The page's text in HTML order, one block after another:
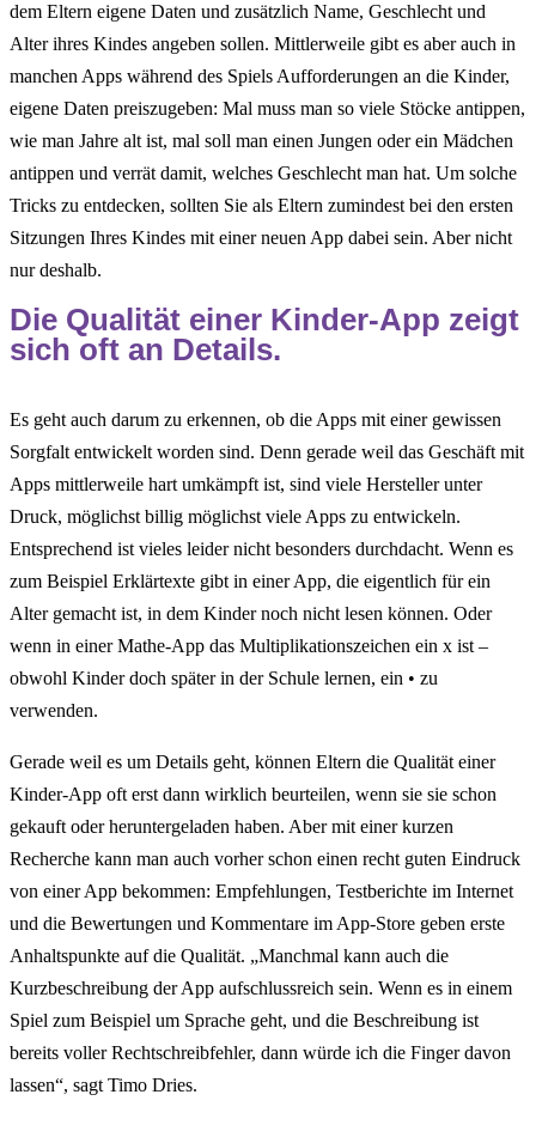
dem Eltern eigene Daten und zusätzlich Name, Geschlecht und
Alter ihres Kindes angeben sollen. Mittlerweile gibt es aber auch in
manchen Apps während des Spiels Aufforderungen an die Kinder,
eigene Daten preiszugeben: Mal muss man so viele Stöcke antippen,
wie man Jahre alt ist, mal soll man einen Jungen oder ein Mädchen
antippen und verrät damit, welches Geschlecht man hat. Um solche
Tricks zu entdecken, sollten Sie als Eltern zumindest bei den ersten
Sitzungen Ihres Kindes mit einer neuen App dabei sein. Aber nicht
nur deshalb.
Die Qualität einer Kinder-App zeigt
sich oft an Details.
Es geht auch darum zu erkennen, ob die Apps mit einer gewissen
Sorgfalt entwickelt worden sind. Denn gerade weil das Geschäft mit
Apps mittlerweile hart umkämpft ist, sind viele Hersteller unter
Druck, möglichst billig möglichst viele Apps zu entwickeln.
Entsprechend ist vieles leider nicht besonders durchdacht. Wenn es
zum Beispiel Erklärtexte gibt in einer App, die eigentlich für ein
Alter gemacht ist, in dem Kinder noch nicht lesen können. Oder
wenn in einer Mathe-App das Multiplikationszeichen ein x ist –
obwohl Kinder doch später in der Schule lernen, ein • zu
verwenden.
Gerade weil es um Details geht, können Eltern die Qualität einer
Kinder-App oft erst dann wirklich beurteilen, wenn sie sie schon
gekauft oder heruntergeladen haben. Aber mit einer kurzen
Recherche kann man auch vorher schon einen recht guten Eindruck
von einer App bekommen: Empfehlungen, Testberichte im Internet
und die Bewertungen und Kommentare im App-Store geben erste
Anhaltspunkte auf die Qualität. „Manchmal kann auch die
Kurzbeschreibung der App aufschlussreich sein. Wenn es in einem
Spiel zum Beispiel um Sprache geht, und die Beschreibung ist
bereits voller Rechtschreibfehler, dann würde ich die Finger davon
lassen“, sagt Timo Dries.